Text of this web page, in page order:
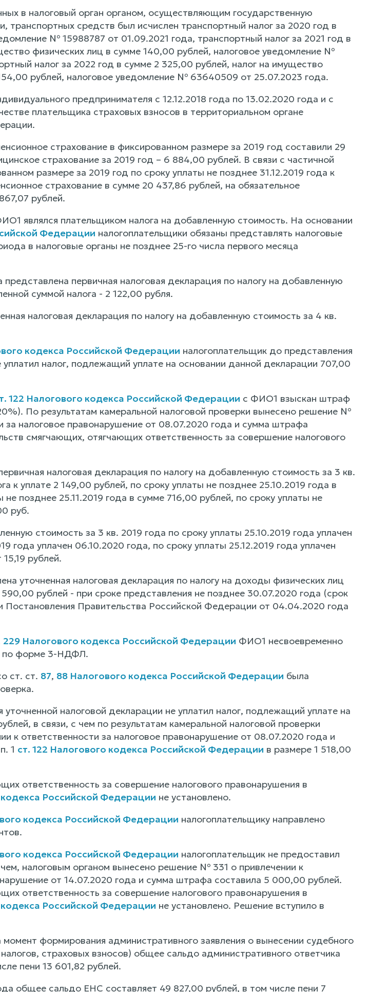
в налоговый орган органом, осуществляющим государственную
транспортных средств был исчислен транспортный налог за 2020 год в
№ 15988787 от 01.09.2021 года, транспортный налог за 2021 год в
физических лиц в сумме 140,00 рублей, налоговое уведомление №
налог за 2022 год в сумме 2 325,00 рублей, налог на имущество
рублей, налоговое уведомление № 63640509 от 25.07.2023 года.
предпринимателя с 12.12.2018 года по 13.02.2020 года и с
плательщика страховых взносов в территориальном органе
страхование в фиксированном размере за 2019 год составили 29
страхование за 2019 год – 6 884,00 рублей. В связи с частичной
размере за 2019 год по сроку уплаты не позднее 31.12.2019 года к
страхование в сумме 20 437,86 рублей, на обязательное
рублей.
являлся плательщиком налога на добавленную стоимость. На основании
Федерации налогоплательщики обязаны представлять налоговые
в налоговые органы не позднее 25-го числа первого месяца
первичная налоговая декларация по налогу на добавленную
суммой налога - 2 122,00 рубля.
налоговая декларация по налогу на добавленную стоимость за 4 кв.
кодекса Российской Федерации налогоплательщик до представления
налог, подлежащий уплате на основании данной декларации 707,00
122 Налогового кодекса Российской Федерации с ФИО1 взыскан штраф
По результатам камеральной налоговой проверки вынесено решение №
за налоговое правонарушение от 08.07.2020 года и сумма штрафа
смягчающих, отягчающих ответственность за совершение налогового
налоговая декларация по налогу на добавленную стоимость за 3 кв.
к уплате 2 149,00 рублей, по сроку уплаты не позднее 25.10.2019 года в
позднее 25.11.2019 года в сумме 716,00 рублей, по сроку уплаты не
руб.
стоимость за 3 кв. 2019 года по сроку уплаты 25.10.2019 года уплачен
года уплачен 06.10.2020 года, по сроку уплаты 25.12.2019 года уплачен
рублей.
уточненная налоговая декларация по налогу на доходы физических лиц
рублей - при сроке представления не позднее 30.07.2020 года (срок
Постановления Правительства Российской Федерации от 04.04.2020 года
229 Налогового кодекса Российской Федерации ФИО1 несвоевременно
по форме 3-НДФЛ.
ст. ст. 87, 88 Налогового кодекса Российской Федерации была
налоговой декларации не уплатил налог, подлежащий уплате на
в связи, с чем по результатам камеральной налоговой проверки
к ответственности за налоговое правонарушение от 08.07.2020 года и
1 ст. 122 Налогового кодекса Российской Федерации в размере 1 518,00
ответственность за совершение налогового правонарушения в
кодекса Российской Федерации не установлено.
кодекса Российской Федерации налогоплательщику направлено
кодекса Российской Федерации налогоплательщик не предоставил
налоговым органом вынесено решение № 331 о привлечении к
от 14.07.2020 года и сумма штрафа составила 5 000,00 рублей.
ответственность за совершение налогового правонарушения в
кодекса Российской Федерации не установлено. Решение вступило в
формирования административного заявления о вынесении судебного
страховых взносов) общее сальдо административного ответчика
пени 13 601,82 рублей.
общее сальдо ЕНС составляет 49 827,00 рублей, в том числе пени 7